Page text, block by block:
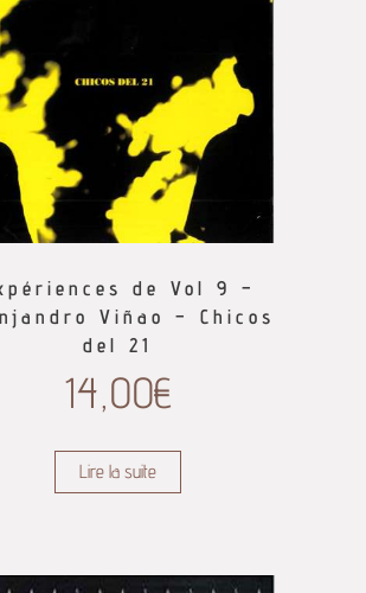
de Vol 9 –
Viñao – Chicos
del 21
14,00€
Lire la suite